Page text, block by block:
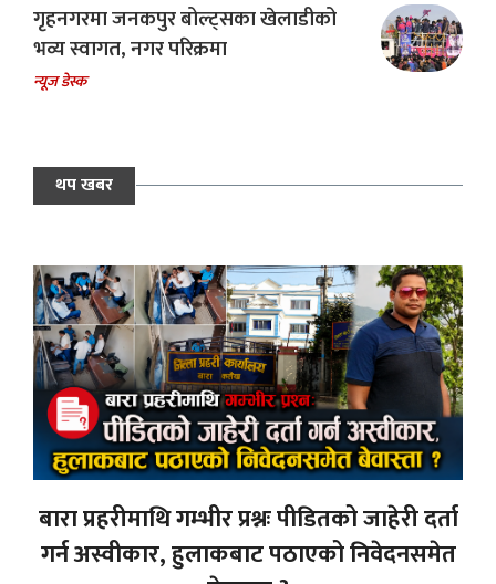
गृहनगरमा जनकपुर बोल्ट्सका खेलाडीको
भव्य स्वागत, नगर परिक्रमा
न्यूज डेस्क
थप खबर
बारा प्रहरीमाथि गम्भीर प्रश्नः पीडितको जाहेरी दर्ता
गर्न अस्वीकार, हुलाकबाट पठाएको निवेदनसमेत